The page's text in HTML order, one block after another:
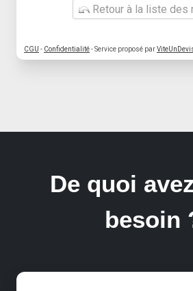
Retour à la liste des
CGU - Confidentialité- Service proposé par
De quoi
besoin